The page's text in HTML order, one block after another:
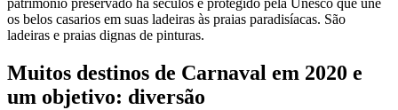
patrimônio preservado há séculos e protegido pela Unesco que une
os belos casarios em suas ladeiras às praias paradisíacas. São
ladeiras e praias dignas de pinturas.
Muitos destinos de Carnaval em 2020 e
um objetivo: diversão